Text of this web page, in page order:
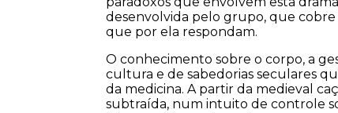
desenvolvida pelo grupo, que
que por ela respondam.
O conhecimento sobre o corpo, a
cultura e de sabedorias seculares
da medicina. A partir da medieval
subtraída, num intuito de controle